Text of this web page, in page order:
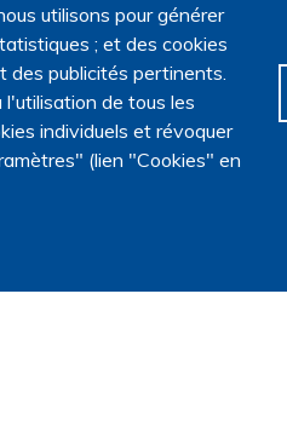
utilisons pour générer
; et des cookies
des publicités pertinents.
de tous les
individuels et révoquer
(lien "Cookies" en